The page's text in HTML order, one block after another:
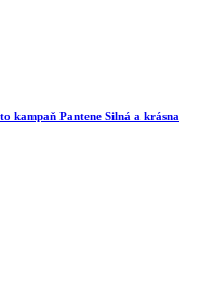
kampaň Pantene Silná a krásna